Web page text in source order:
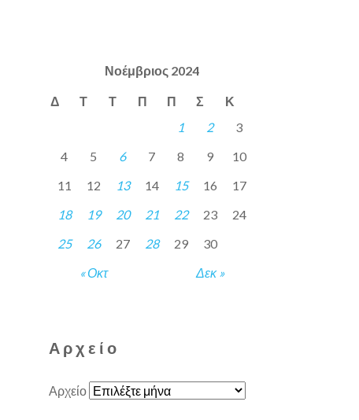
Νοέμβριος 2024
Δ Τ Τ Π Π Σ Κ
« Οκτ Δεκ »
1 2
3
4
5 6 7 8 9
10
11
12 13 14 15 16
17
18
19 20 21 22 23
24
25
26 27 28 29 30
Αρχείο
Αρχείο